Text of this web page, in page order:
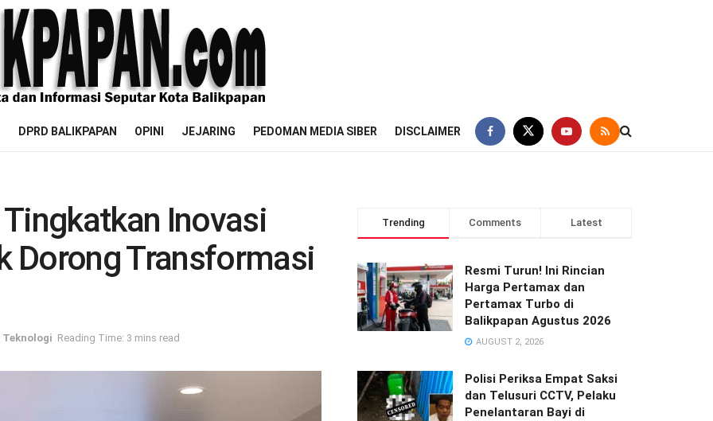
DPRD BALIKPAPAN OPINI JEJARING PEDOMAN MEDIA SIBER DISCLAIMER
Inovasi
Dorong Transformasi
Teknologi Reading Time: 3 mins read
Trending Comments Latest
Resmi Turun! Ini Rincian
Harga Pertamax dan
Pertamax Turbo di
Balikpapan Agustus 2026
AUGUST 2, 2026
Polisi Periksa Empat Saksi
dan Telusuri CCTV, Pelaku
Penelantaran Bayi di